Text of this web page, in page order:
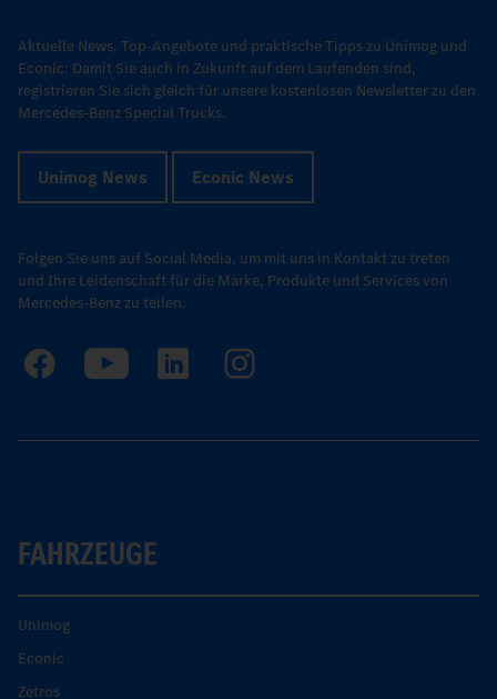
Aktuelle News, Top-Angebote und praktische Tipps zu Unimog und
Econic: Damit Sie auch in Zukunft auf dem Laufenden sind,
registrieren Sie sich gleich für unsere kostenlosen Newsletter zu den
Mercedes-Benz Special Trucks.
Unimog News Econic News
Folgen Sie uns auf Social Media, um mit uns in Kontakt zu treten
und Ihre Leidenschaft für die Marke, Produkte und Services von
Mercedes-Benz zu teilen.
FAHRZEUGE
Unimog
Econic
Zetros